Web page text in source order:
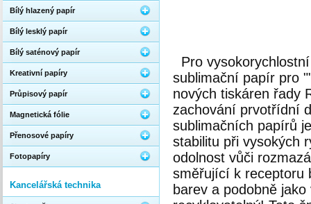
Pro
sublimační papír pro
nových tiskáren řady
zachování prvotřídní
sublimačních papírů
stabilitu při vysokých
odolnost vůči
směřující k receptoru
barev a podobně
Bílý hlazený papír
Bílý lesklý papír
Bílý saténový papír
Kreativní papíry
Průpisový papír
Magnetická fólie
Přenosové papíry
Fotopapíry
Kancelářská technika